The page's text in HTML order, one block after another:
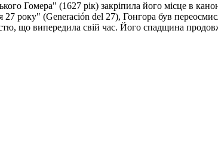
Гомера" (1627 рік) закріпила його місце в
27 року" (Generación del 27), Гонгора був
що випередила свій час. Його спадщина